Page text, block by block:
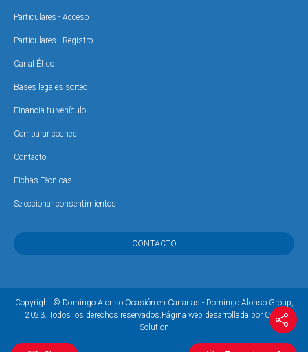
Particulares - Acceso
Particulares - Registro
Canal Ético
Bases legales sorteo
Financia tu vehículo
Comparar coches
Contacto
Fichas Técnicas
Seleccionar consentimientos
CONTACTO
Copyright © Domingo Alonso Ocasión en Canarias - Domingo Alonso Group,
2023. Todos los derechos reservados.Página web desarrollada por Coco
Solution